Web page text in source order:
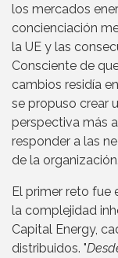
los mercados
concienciación
la UE y las
Consciente de
cambios residía
se propuso crear
perspectiva más
responder a las
de la organización.
El primer reto fue
la complejidad
Capital Energy,
distribuidos. "